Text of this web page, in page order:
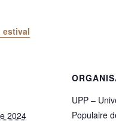
estival
2024
UPP –
Populaire